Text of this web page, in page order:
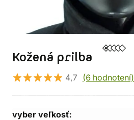
Kožená prilba
4,7 (6 hodnotení)
vyber veľkosť: